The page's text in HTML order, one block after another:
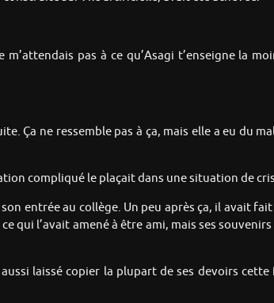
pas à ce qu’Asagi t’enseigne la
Ça ne ressemble pas à ça, mais elle a eu du
compliqué le plaçait dans une situation de
entrée au collège. Un peu après ça, il avait
qui l’avait amené à être ami, mais ses
laissé copier la plupart de ses devoirs cette